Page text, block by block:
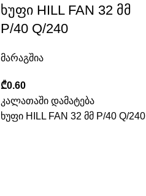
ხუფი HILL FAN 32 მმ
P/40 Q/240
მარაგშია
₾0.60
კალათაში დამატება
ხუფი HILL FAN 32 მმ P/40 Q/240